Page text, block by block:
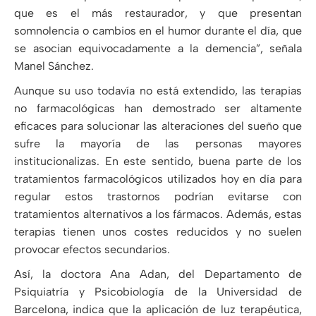
que es el más restaurador, y que presentan
somnolencia o cambios en el humor durante el día, que
se asocian equivocadamente a la demencia”, señala
Manel Sánchez.
Aunque su uso todavía no está extendido, las terapias
no farmacológicas han demostrado ser altamente
eficaces para solucionar las alteraciones del sueño que
sufre la mayoría de las personas mayores
institucionalizas. En este sentido, buena parte de los
tratamientos farmacológicos utilizados hoy en día para
regular estos trastornos podrían evitarse con
tratamientos alternativos a los fármacos. Además, estas
terapias tienen unos costes reducidos y no suelen
provocar efectos secundarios.
Así, la doctora Ana Adan, del Departamento de
Psiquiatría y Psicobiología de la Universidad de
Barcelona, indica que la aplicación de luz terapéutica,